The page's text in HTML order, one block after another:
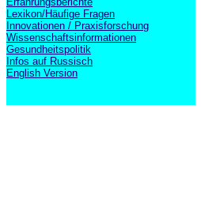
Lexikon/Häufige Fragen
Innovationen / Praxisforschung
Wissenschaftsinformationen
Gesundheitspolitik
Infos auf Russisch
English Version